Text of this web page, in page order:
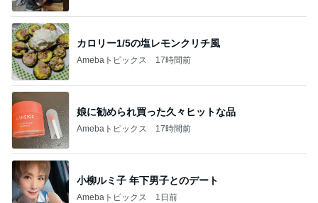
カロリー1/5の塩レモンクリチ風
Amebaトピックス 17時間前
娘に勧められ買った久々ヒットな品
Amebaトピックス 17時間前
小柳ルミ子 年下男子とのデート
Amebaトピックス 1日前